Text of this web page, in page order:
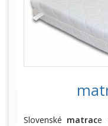
Slovenské matrace